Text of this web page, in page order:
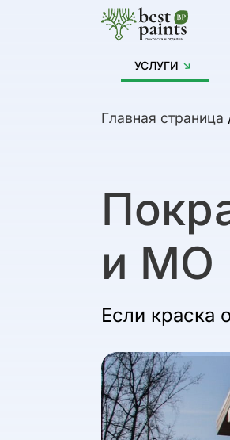
УСЛУГИ
Главная страница
и МО
Если краска